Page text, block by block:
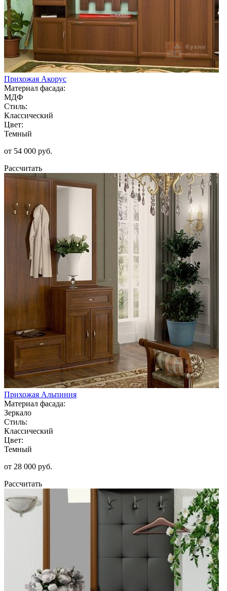
Прихожая Акорус
Материал фасада:
МДФ
Стиль:
Классический
Цвет:
Темный
от 54 000 руб.
Рассчитать
Прихожая Альпиния
Материал фасада:
Зеркало
Стиль:
Классический
Цвет:
Темный
от 28 000 руб.
Рассчитать